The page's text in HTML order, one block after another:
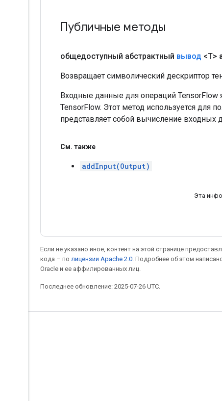
Публичные методы
общедоступный абстрактный вывод <T>
Возвращает символический дескриптор
Входные данные для операций
TensorFlow. Этот метод используется для
представляет собой вычисление входных
См. также
addInput(Output)
Эта
Если не указано иное, контент на этой странице
кода – по лицензии Apache 2.0 . Подробнее об этом
Oracle и ее аффилированных лиц.
Последнее обновление: 2025-07-26 UTC.